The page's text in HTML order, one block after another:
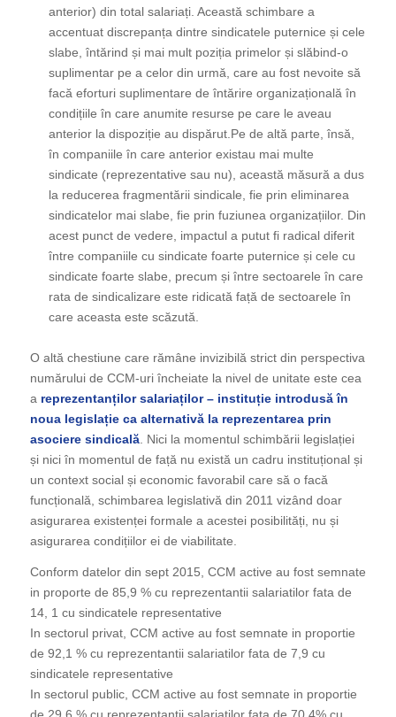
anterior) din total salariați. Această schimbare a
accentuat discrepanța dintre sindicatele puternice și cele
slabe, întărind și mai mult poziția primelor și slăbind-o
suplimentar pe a celor din urmă, care au fost nevoite să
facă eforturi suplimentare de întărire organizațională în
condițiile în care anumite resurse pe care le aveau
anterior la dispoziție au dispărut.Pe de altă parte, însă,
în companiile în care anterior existau mai multe
sindicate (reprezentative sau nu), această măsură a dus
la reducerea fragmentării sindicale, fie prin eliminarea
sindicatelor mai slabe, fie prin fuziunea organizațiilor. Din
acest punct de vedere, impactul a putut fi radical diferit
între companiile cu sindicate foarte puternice și cele cu
sindicate foarte slabe, precum și între sectoarele în care
rata de sindicalizare este ridicată față de sectoarele în
care aceasta este scăzută.
O altă chestiune care rămâne invizibilă strict din perspectiva
numărului de CCM-uri încheiate la nivel de unitate este cea
a reprezentanților salariaților – instituție introdusă în
noua legislație ca alternativă la reprezentarea prin
asociere sindicală. Nici la momentul schimbării legislației
și nici în momentul de față nu există un cadru instituțional și
un context social și economic favorabil care să o facă
funcțională, schimbarea legislativă din 2011 vizând doar
asigurarea existenței formale a acestei posibilități, nu și
asigurarea condițiilor ei de viabilitate.
Conform datelor din sept 2015, CCM active au fost semnate
in proporte de 85,9 % cu reprezentantii salariatilor fata de
14, 1 cu sindicatele representative
In sectorul privat, CCM active au fost semnate in proportie
de 92,1 % cu reprezentantii salariatilor fata de 7,9 cu
sindicatele representative
In sectorul public, CCM active au fost semnate in proportie